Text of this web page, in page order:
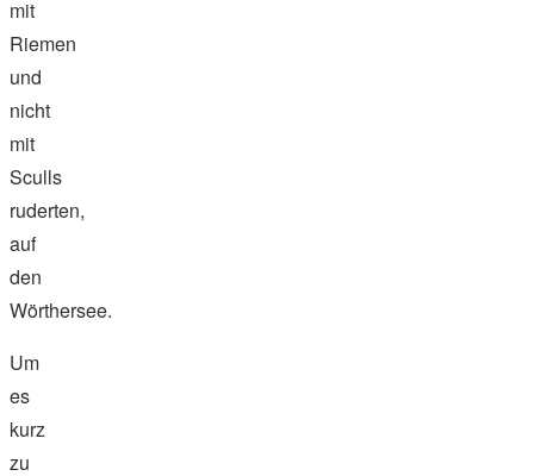
mit
Riemen
und
nicht
mit
Sculls
ruderten,
auf
den
Wörthersee.
Um
es
kurz
zu